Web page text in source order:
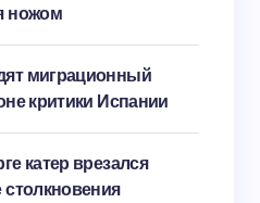
ножом
миграционный
критики Испании
катер врезался